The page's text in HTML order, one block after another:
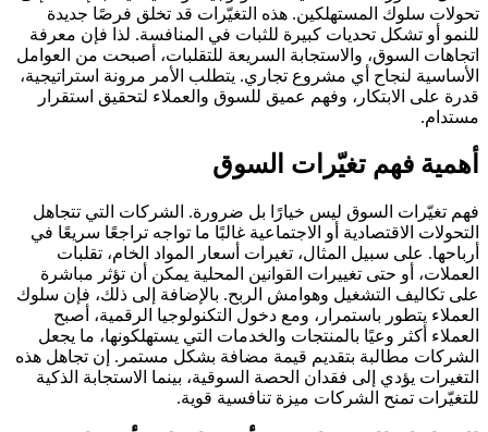
تحولات سلوك المستهلكين. هذه التغيّرات قد تخلق فرصًا جديدة
للنمو أو تشكل تحديات كبيرة للثبات في المنافسة. لذا فإن معرفة
اتجاهات السوق، والاستجابة السريعة للتقلبات، أصبحت من العوامل
الأساسية لنجاح أي مشروع تجاري. يتطلب الأمر مرونة استراتيجية،
قدرة على الابتكار، وفهم عميق للسوق والعملاء لتحقيق استقرار
مستدام.
أهمية فهم تغيّرات السوق
فهم تغيّرات السوق ليس خيارًا بل ضرورة. الشركات التي تتجاهل
التحولات الاقتصادية أو الاجتماعية غالبًا ما تواجه تراجعًا سريعًا في
أرباحها. على سبيل المثال، تغيرات أسعار المواد الخام، تقلبات
العملات، أو حتى تغييرات القوانين المحلية يمكن أن تؤثر مباشرة
على تكاليف التشغيل وهوامش الربح. بالإضافة إلى ذلك، فإن سلوك
العملاء يتطور باستمرار، ومع دخول التكنولوجيا الرقمية، أصبح
العملاء أكثر وعيًا بالمنتجات والخدمات التي يستهلكونها، ما يجعل
الشركات مطالبة بتقديم قيمة مضافة بشكل مستمر. إن تجاهل هذه
التغيرات يؤدي إلى فقدان الحصة السوقية، بينما الاستجابة الذكية
للتغيّرات تمنح الشركات ميزة تنافسية قوية.